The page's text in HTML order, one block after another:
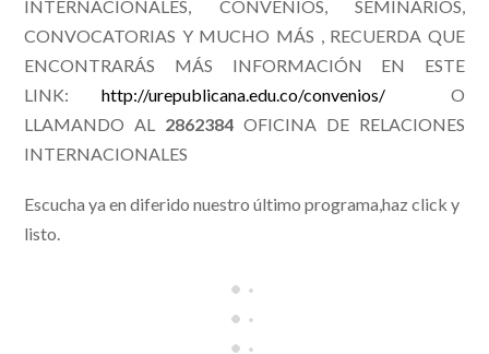
INTERNACIONALES, CONVENIOS, SEMINARIOS,
CONVOCATORIAS Y MUCHO MÁS , RECUERDA QUE
ENCONTRARÁS MÁS INFORMACIÓN EN ESTE
LINK:http://urepublicana.edu.co/convenios/ O
LLAMANDO AL 2862384 OFICINA DE RELACIONES
INTERNACIONALES
Escucha ya en diferido nuestro último programa,haz click y
listo.